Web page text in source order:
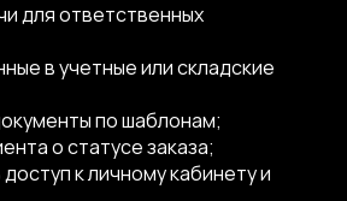
для ответственных
в учетные или складские
по шаблонам;
о статусе заказа;
к личному кабинету и